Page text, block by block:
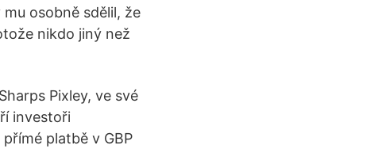
osobně sdělil, že
nikdo jiný než
Pixley, ve své
investoři
platbě v GBP